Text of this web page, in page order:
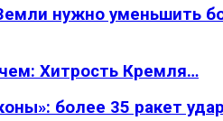
нужно уменьшить
Хитрость Кремля…
более 35 ракет